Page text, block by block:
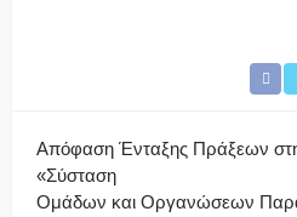
Απόφαση Ένταξης Πράξεων
«Σύσταση
Ομάδων και Οργανώσεων